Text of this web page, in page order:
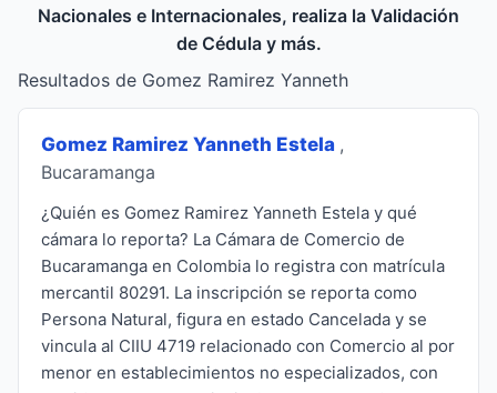
Nacionales e Internacionales, realiza la Validación
de Cédula y más.
Resultados de Gomez Ramirez Yanneth
Gomez Ramirez Yanneth Estela ,
Bucaramanga
¿Quién es Gomez Ramirez Yanneth Estela y qué
cámara lo reporta? La Cámara de Comercio de
Bucaramanga en Colombia lo registra con matrícula
mercantil 80291. La inscripción se reporta como
Persona Natural, figura en estado Cancelada y se
vincula al CIIU 4719 relacionado con Comercio al por
menor en establecimientos no especializados, con